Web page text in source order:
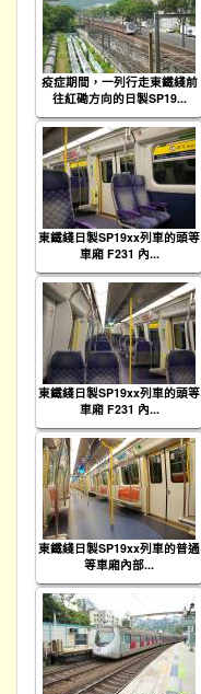
疫症期間，一列行走東鐵綫前
往紅磡方向的日製SP19...
東鐵綫日製SP19xx列車的頭等
車廂 F231 內...
東鐵綫日製SP19xx列車的頭等
車廂 F231 內...
東鐵綫日製SP19xx列車的普通
等車廂內部...